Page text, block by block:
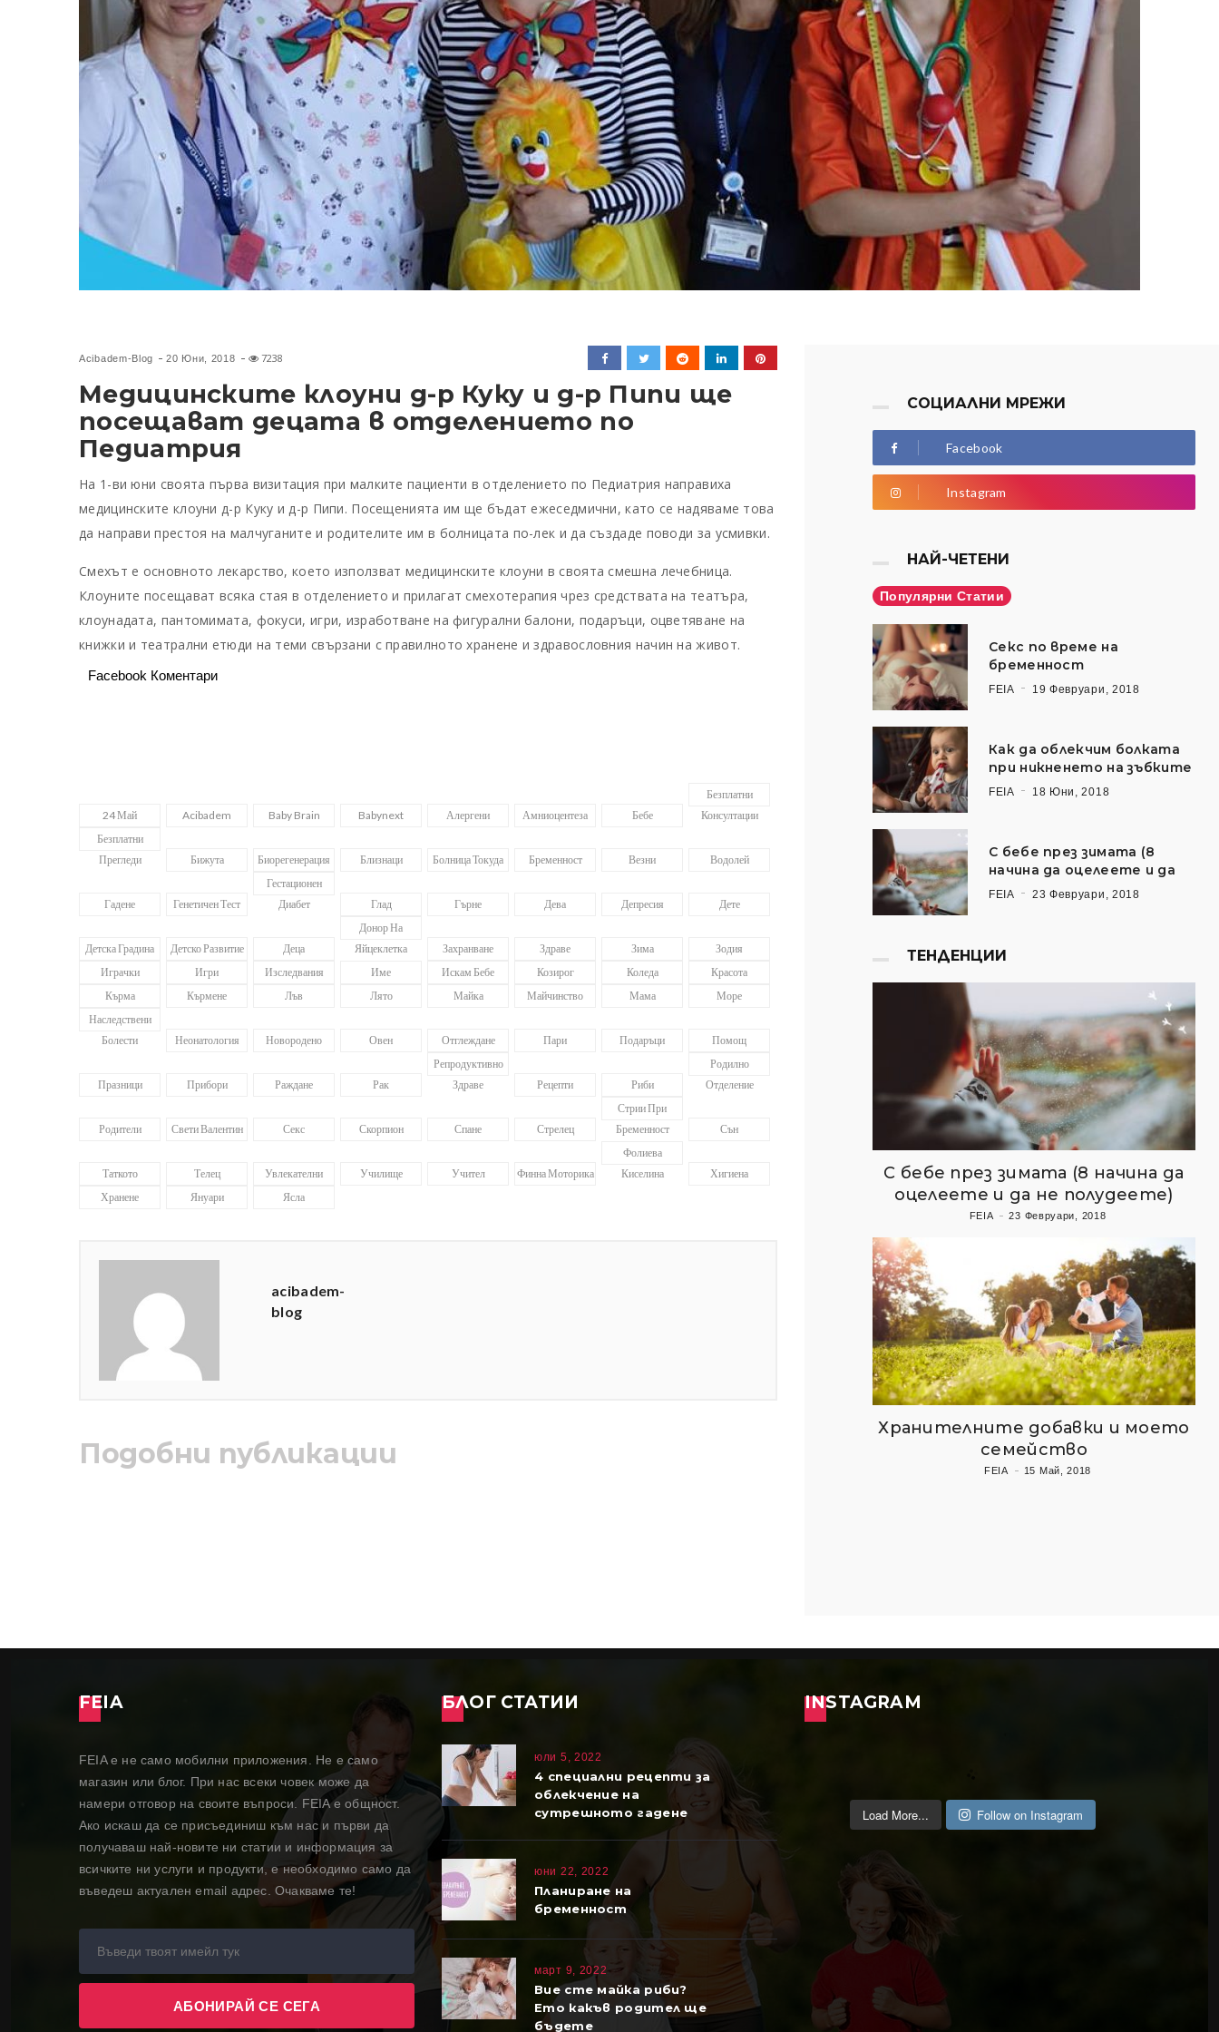
Acibadem-Blog 20 Юни, 2018 7238
Медицинските клоуни д-р Куку и д-р Пипи ще
посещават децата в отделението по
Педиатрия
На 1-ви юни своята първа визитация при малките пациенти в отделението по Педиатрия направиха
медицинските клоуни д-р Куку и д-р Пипи. Посещенията им ще бъдат ежеседмични, като се надяваме това
да направи престоя на малчуганите и родителите им в болницата по-лек и да създаде поводи за усмивки.
Смехът е основното лекарство, което използват медицинските клоуни в своята смешна лечебница.
Клоуните посещават всяка стая в отделението и прилагат смехотерапия чрез средствата на театъра,
клоунадата, пантомимата, фокуси, игри, изработване на фигурални балони, подаръци, оцветяване на
книжки и театрални етюди на теми свързани с правилното хранене и здравословния начин на живот.
Facebook Коментари
24 Май Acibadem Baby Brain Babynext Алергени Амниоцентеза Бебе
Безплатни
Консултации
Безплатни
Прегледи
Бижута Биорегенерация Близнаци Болница Токуда Бременност Везни Водолей
Гадене Генетичен Тест
Гестационен
Диабет
Глад Гърне Дева Депресия Дете
Детска Градина Детско Развитие Деца
Донор На
Яйцеклетка
Захранване Здраве Зима
Зодия
Играчки
Игри Изследвания Име Искам Бебе Козирог Коледа
Красота
Кърма
Кърмене Лъв Лято Майка Майчинство Мама
Море
Наследствени
Болести
Неонатология Новородено Овен Отглеждане Пари Подаръци Помощ
Празници Прибори Раждане Рак
Репродуктивно
Здраве
Рецепти Риби
Родилно
Отделение
Родители Свети Валентин Секс Скорпион Спане Стрелец
Стрии При
Бременност
Сън
Таткото Телец Увлекателни Училище Учител Финна Моторика
Фолиева
Киселина
Хигиена
Хранене
Януари Ясла
acibadem-
blog
Подобни публикации
СОЦИАЛНИ МРЕЖИ
Facebook
Instagram
НАЙ-ЧЕТЕНИ
Популярни Статии
Секс по време на
бременност
FEIA 19 Февруари, 2018
Как да облекчим болката
при никненето на зъбките
FEIA 18 Юни, 2018
С бебе през зимата (8
начина да оцелеете и да
FEIA 23 Февруари, 2018
ТЕНДЕНЦИИ
С бебе през зимата (8 начина да
оцелеете и да не полудеете)
FEIA 23 Февруари, 2018
Хранителните добавки и моето
семейство
FEIA 15 Май, 2018
FEIA
FEIA е не само мобилни приложения. Не е само
магазин или блог. При нас всеки човек може да
намери отговор на своите въпроси. FEIA е общност.
Ако искаш да се присъединиш към нас и първи да
получаваш най-новите ни статии и информация за
всичките ни услуги и продукти, е необходимо само да
въведеш актуален email адрес. Очакваме те!
БЛОГ СТАТИИ
юли 5, 2022
4 специални рецепти за
облекчение на
сутрешното гадене
юни 22, 2022
Планиране на
бременност
март 9, 2022
Вие сте майка риби?
Ето какъв родител ще
бъдете
INSTAGRAM
Load More... Follow on Instagram